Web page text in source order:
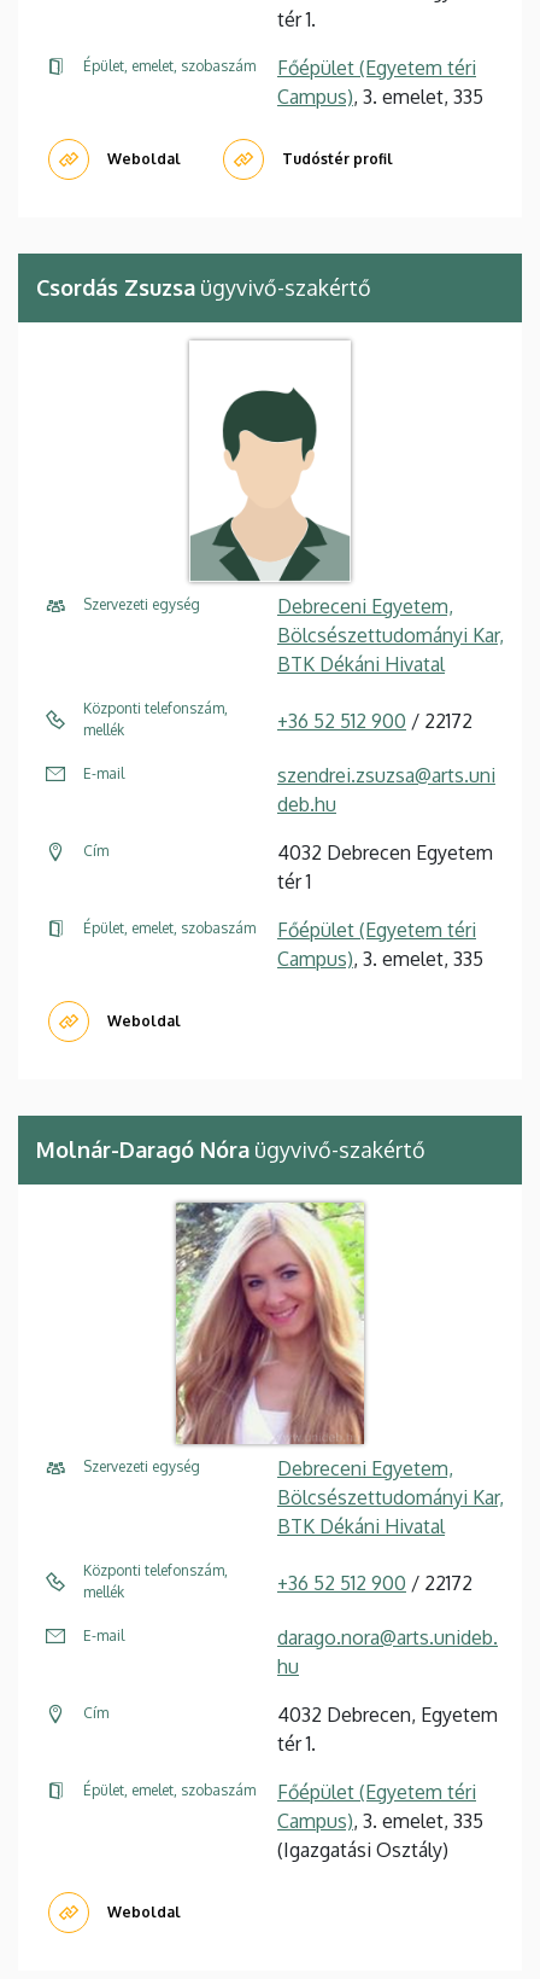
tér 1.
Épület, emelet, szobaszám
Főépület (Egyetem téri
Campus), 3. emelet, 335
Weboldal Tudóstér profil
Csordás Zsuzsa ügyvivő-szakértő
Szervezeti egység
Debreceni Egyetem,
Bölcsészettudományi Kar,
BTK Dékáni Hivatal
Központi telefonszám,
mellék
+36 52 512 900 / 22172
E-mail
szendrei.zsuzsa@arts.uni
deb.hu
Cím
4032 Debrecen Egyetem
tér 1
Épület, emelet, szobaszám
Főépület (Egyetem téri
Campus), 3. emelet, 335
Weboldal
Molnár-Daragó Nóra ügyvivő-szakértő
Szervezeti egység
Debreceni Egyetem,
Bölcsészettudományi Kar,
BTK Dékáni Hivatal
Központi telefonszám,
mellék
+36 52 512 900 / 22172
E-mail
darago.nora@arts.unideb.
hu
Cím
4032 Debrecen, Egyetem
tér 1.
Épület, emelet, szobaszám
Főépület (Egyetem téri
Campus), 3. emelet, 335
(Igazgatási Osztály)
Weboldal